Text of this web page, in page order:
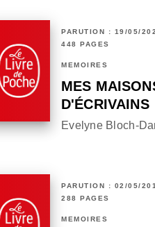
PARUTION : 19/05/
448 PAGES
MÉMOIRES
MES
D'ÉCRIVAINS
Evelyne Bloch-
PARUTION : 02/05/
288 PAGES
MÉMOIRES